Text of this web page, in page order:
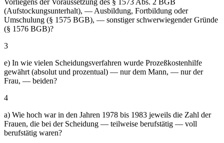
(Aufstockungsunterhalt), — Ausbildung, Fortbildung oder
Umschulung (§ 1575 BGB), — sonstiger schwerwiegender Gründe
(§ 1576 BGB)?
3
e) In wie vielen Scheidungsverfahren wurde Prozeßkostenhilfe
gewährt (absolut und prozentual) — nur dem Mann, — nur der
Frau, — beiden?
4
a) Wie hoch war in den Jahren 1978 bis 1983 jeweils die Zahl der
Frauen, die bei der Scheidung — teilweise berufstätig — voll
berufstätig waren?